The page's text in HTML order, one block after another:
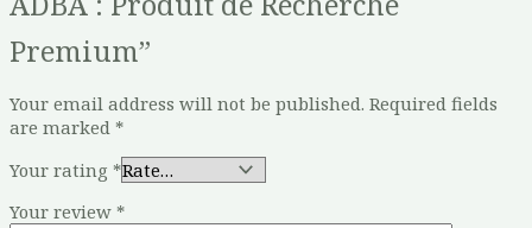
Premium”
Your email address will not be published. Required fields
are marked *
Your rating *
Your review *